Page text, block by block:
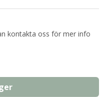
kontakta oss för mer info